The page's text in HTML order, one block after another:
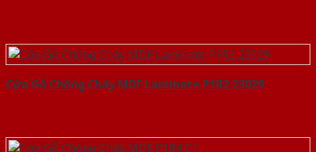
Cửa Gỗ Chống Cháy MDF Laminate P1R2 23029